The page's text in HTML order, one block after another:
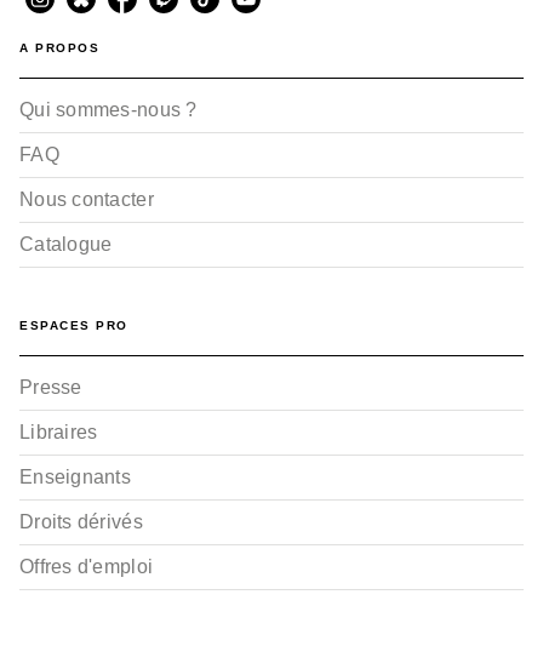
A PROPOS
Qui sommes-nous ?
FAQ
Nous contacter
Catalogue
ESPACES PRO
Presse
Libraires
Enseignants
Droits dérivés
Offres d'emploi